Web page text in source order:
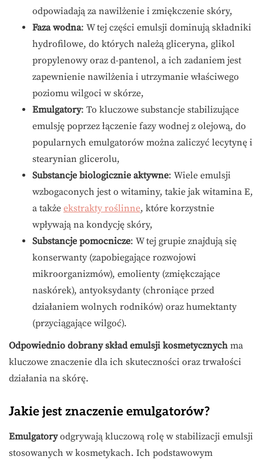
odpowiadają za nawilżenie i zmiękczenie skóry,
Faza wodna: W tej części emulsji dominują składniki
hydrofilowe, do których należą gliceryna, glikol
propylenowy oraz d-pantenol, a ich zadaniem jest
zapewnienie nawilżenia i utrzymanie właściwego
poziomu wilgoci w skórze,
Emulgatory: To kluczowe substancje stabilizujące
emulsję poprzez łączenie fazy wodnej z olejową, do
popularnych emulgatorów można zaliczyć lecytynę i
stearynian glicerolu,
Substancje biologicznie aktywne: Wiele emulsji
wzbogaconych jest o witaminy, takie jak witamina E,
a także ekstrakty roślinne, które korzystnie
wpływają na kondycję skóry,
Substancje pomocnicze: W tej grupie znajdują się
konserwanty (zapobiegające rozwojowi
mikroorganizmów), emolienty (zmiękczające
naskórek), antyoksydanty (chroniące przed
działaniem wolnych rodników) oraz humektanty
(przyciągające wilgoć).
Odpowiednio dobrany skład emulsji kosmetycznych ma
kluczowe znaczenie dla ich skuteczności oraz trwałości
działania na skórę.
Jakie jest znaczenie emulgatorów?
Emulgatoryodgrywają kluczową rolę w stabilizacji emulsji
stosowanych w kosmetykach. Ich podstawowym